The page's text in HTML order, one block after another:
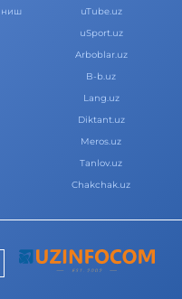
uTube.uz
uSport.uz
Arboblar.uz
B-b.uz
Lang.uz
Diktant.uz
Meros.uz
Tanlov.uz
Chakchak.uz